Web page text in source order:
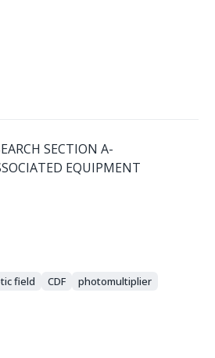
SECTION A-
EQUIPMENT
field CDF photomultiplier